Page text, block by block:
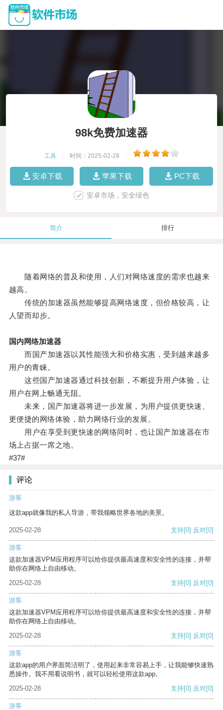
98k免费加速器
工具 时间：2025-02-28
安卓下载 苹果下载 PC下载
安卓市场，安全绿色
简介 排行
随着网络的普及和使用，人们对网络速度的需求也越来
越高。
传统的加速器虽然能够提高网络速度，但价格较高，让
人望而却步。
国内网络加速器
而国产加速器以其性能强大和价格实惠，受到越来越多
用户的青睐。
这些国产加速器通过科技创新，不断提升用户体验，让
用户在网上畅通无阻。
未来，国产加速器将进一步发展，为用户提供更快速、
更便捷的网络体验，助力网络行业的发展。
用户在享受到更快速的网络同时，也让国产加速器在市
场上占据一席之地。
#37#
评论
游客
这款app就像我的私人导游，带我领略世界各地的美景。
2025-02-28 支持[0] 反对[0]
游客
这款加速器VPM应用程序可以给你提供最高速度和安全性的连接，并帮
助你在网络上自由移动。
2025-02-28
支持[0] 反对[0]
游客
这款加速器VPM应用程序可以给你提供最高速度和安全性的连接，并帮
助你在网络上自由移动。
2025-02-28
支持[0] 反对[0]
游客
这款app的用户界面简洁明了，使用起来非常容易上手，让我能够快速熟
悉操作。我不用看说明书，就可以轻松使用这款app。
2025-02-28
支持[0] 反对[0]
游客